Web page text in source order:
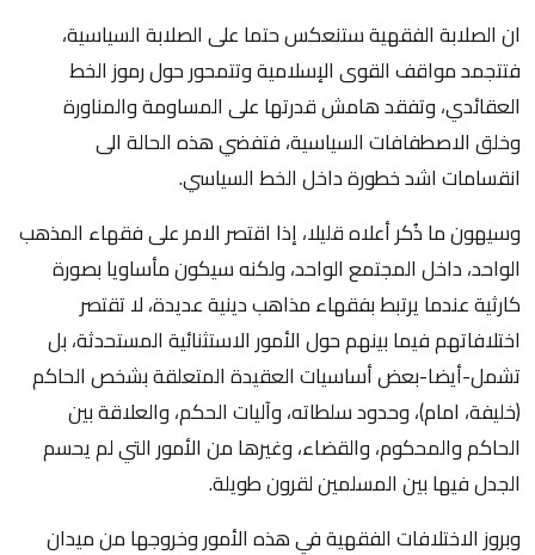
ان الصلابة الفقهية ستنعكس حتما على الصلابة السياسية،
فتتجمد مواقف القوى الإسلامية وتتمحور حول رموز الخط
العقائدي، وتفقد هامش قدرتها على المساومة والمناورة
وخلق الاصطفافات السياسية، فتفضي هذه الحالة الى
انقسامات اشد خطورة داخل الخط السياسي.
وسيهون ما ذُكر أعلاه قليلا، إذا اقتصر الامر على فقهاء المذهب
الواحد، داخل المجتمع الواحد، ولكنه سيكون مأساويا بصورة
كارثية عندما يرتبط بفقهاء مذاهب دينية عديدة، لا تقتصر
اختلافاتهم فيما بينهم حول الأمور الاستثنائية المستحدثة، بل
تشمل-أيضا-بعض أساسيات العقيدة المتعلقة بشخص الحاكم
(خليفة، امام)، وحدود سلطاته، وآليات الحكم، والعلاقة بين
الحاكم والمحكوم، والقضاء، وغيرها من الأمور التي لم يحسم
الجدل فيها بين المسلمين لقرون طويلة.
وبروز الاختلافات الفقهية في هذه الأمور وخروجها من ميدان